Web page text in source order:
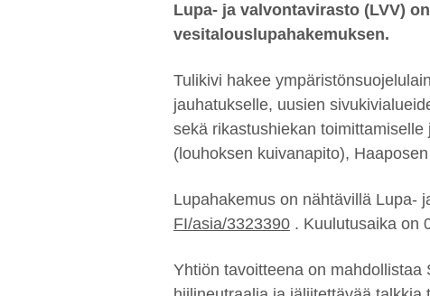
Lupa- ja valvontavirasto (LVV)
vesitalouslupahakemuksen.
Tulikivi hakee
jauhatukselle, uusien
sekä rikastushiekan
(louhoksen kuivanapito),
Lupahakemus on nähtävillä Lupa-
FI/asia/3323390 . Kuulutusaika on
Yhtiön tavoitteena on